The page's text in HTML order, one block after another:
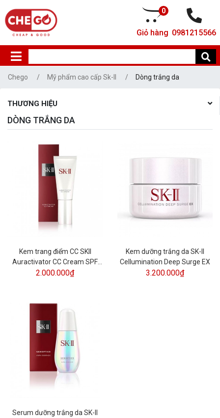
Giỏ hàng
0
0981215566
Chego Mỹ phẩm cao cấp Sk-II Dòng trắng da
THƯƠNG HIỆU
DÒNG TRẮNG DA
Kem trang điểm CC SKII
Auractivator CC Cream SPF
50++
2.000.000₫
Kem dưỡng trắng da SK-II
Cellumination Deep Surge EX
3.200.000₫
Serum dưỡng trắng da SK-II